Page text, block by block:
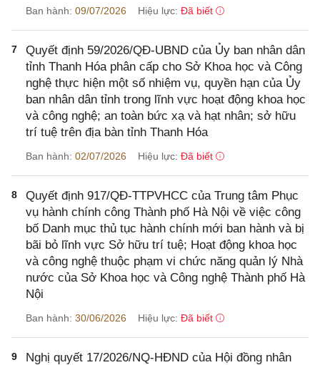
Ban hành: 09/07/2026 Hiệu lực: Đã biết
7
Quyết định 59/2026/QĐ-UBND của Ủy ban nhân dân
tỉnh Thanh Hóa phân cấp cho Sở Khoa học và Công
nghệ thực hiện một số nhiệm vụ, quyền hạn của Ủy
ban nhân dân tỉnh trong lĩnh vực hoạt động khoa học
và công nghệ; an toàn bức xạ và hạt nhân; sở hữu
trí tuệ trên địa bàn tỉnh Thanh Hóa
Ban hành: 02/07/2026 Hiệu lực: Đã biết
8
Quyết định 917/QĐ-TTPVHCC của Trung tâm Phục
vụ hành chính công Thành phố Hà Nội về việc công
bố Danh mục thủ tục hành chính mới ban hành và bị
bãi bỏ lĩnh vực Sở hữu trí tuệ; Hoạt động khoa học
và công nghệ thuộc phạm vi chức năng quản lý Nhà
nước của Sở Khoa học và Công nghệ Thành phố Hà
Nội
Ban hành: 30/06/2026 Hiệu lực: Đã biết
9
Nghị quyết 17/2026/NQ-HĐND của Hội đồng nhân